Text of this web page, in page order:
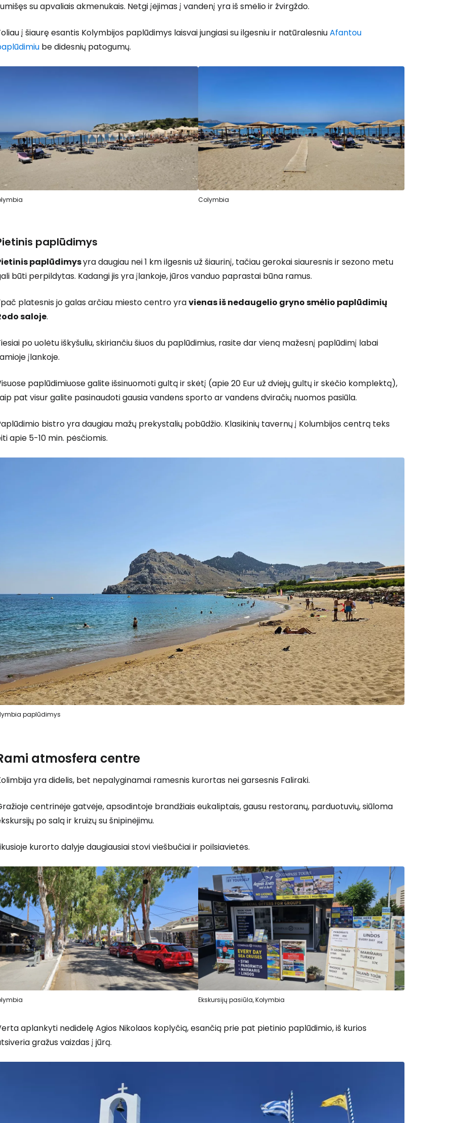
su apvaliais akmenukais. Netgi įėjimas į vandenį yra iš smėlio ir žvirgždo.
į šiaurę esantis Kolymbijos paplūdimys laisvai jungiasi su ilgesniu ir natūralesniuAfantou
be didesnių patogumų.
Colymbia
paplūdimys
paplūdimysyra daugiau nei 1 km ilgesnis už šiaurinį, tačiau gerokai siauresnis ir sezono metu
būti perpildytas. Kadangi jis yra įlankoje, jūros vanduo paprastai būna ramus.
platesnis jo galas arčiau miesto centro yravienas iš nedaugelio gryno smėlio paplūdimių
saloje.
po uolėtu iškyšuliu, skiriančiu šiuos du paplūdimius, rasite dar vieną mažesnį paplūdimį labai
įlankoje.
paplūdimiuose galite išsinuomoti gultą ir skėtį (apie 20 Eur už dviejų gultų ir skėčio komplektą),
pat visur galite pasinaudoti gausia vandens sporto ar vandens dviračių nuomos pasiūla.
bistro yra daugiau mažų prekystalių pobūdžio. Klasikinių tavernų į Kolumbijos centrą teks
apie 5-10 min. pėsčiomis.
paplūdimys
atmosfera centre
yra didelis, bet nepalyginamai ramesnis kurortas nei garsesnis Faliraki.
centrinėje gatvėje, apsodintoje brandžiais eukaliptais, gausu restoranų, parduotuvių, siūloma
po salą ir kruizų su šnipinėjimu.
kurorto dalyje daugiausiai stovi viešbučiai ir poilsiavietės.
Ekskursijų pasiūla, Kolymbia
aplankyti nedidelę Agios Nikolaos koplyčią, esančią prie pat pietinio paplūdimio, iš kurios
gražus vaizdas į jūrą.
Prisijunkite prie Cestee